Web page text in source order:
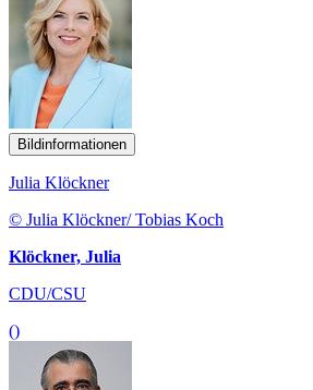
Bildinformationen
Julia Klöckner
© Julia Klöckner/ Tobias Koch
Klöckner, Julia
CDU/CSU
()